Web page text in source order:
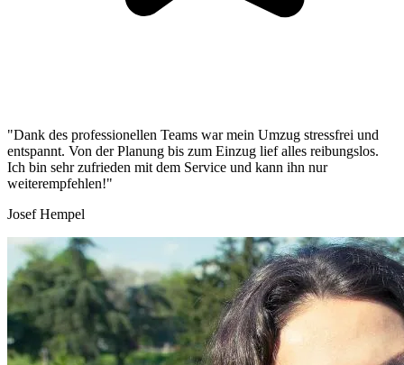
"Dank des professionellen Teams war mein Umzug stressfrei und
entspannt. Von der Planung bis zum Einzug lief alles reibungslos.
Ich bin sehr zufrieden mit dem Service und kann ihn nur
weiterempfehlen!"
Josef Hempel